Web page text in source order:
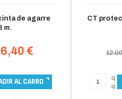
de agarre
m.
6,40 €
CT